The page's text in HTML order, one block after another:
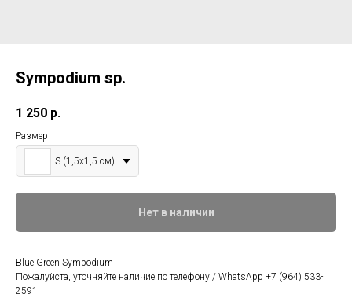
Sympodium sp.
1 250 р.
Размер
S (1,5х1,5 см)
Нет в наличии
Blue Green Sympodium
Пожалуйста, уточняйте наличие по телефону / WhatsApp +7 (964) 533-
2591